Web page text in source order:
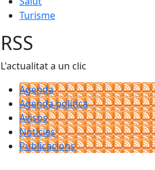
Turisme
RSS
L'actualitat a un clic
Agenda
Agenda política
Avisos
Notícies
Publicacions